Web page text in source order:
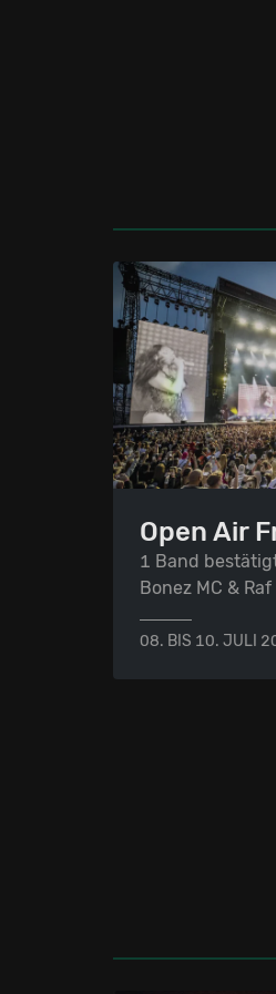
Open Air
1 Band
Bonez MC &
08. BIS 10. JULI